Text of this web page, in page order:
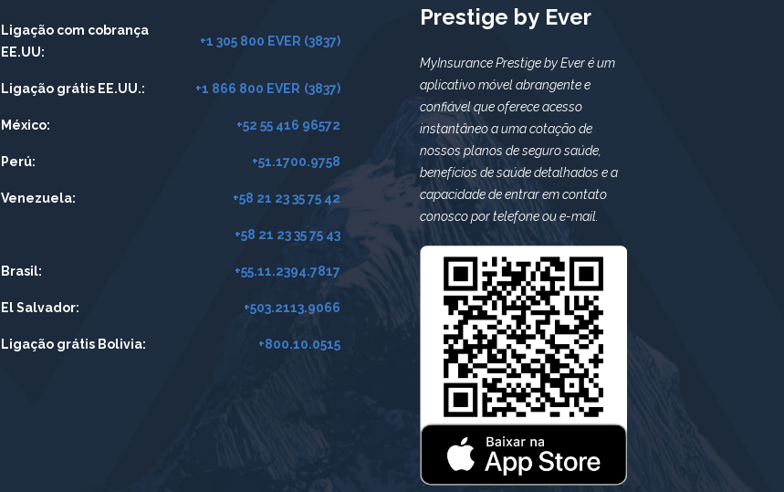
Ligação com cobrança
EE.UU:
+1 305 800 EVER (3837)
Ligação grátis EE.UU.: +1 866 800 EVER (3837)
México: +52 55 416 96572
Perú: +51.1700.9758
Venezuela: +58 21 23 35 75 42
+58 21 23 35 75 43
Brasil: +55.11.2394.7817
El Salvador: +503.2113.9066
Ligação grátis Bolivia: +800.10.0515
Prestige by Ever
MyInsurance Prestige by Ever é um
aplicativo móvel abrangente e
confiável que oferece acesso
instantâneo a uma cotação de
nossos planos de seguro saúde,
benefícios de saúde detalhados e a
capacidade de entrar em contato
conosco por telefone ou e-mail.